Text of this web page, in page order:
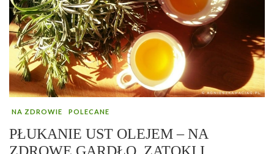
NA ZDROWIE POLECANE
PŁUKANIE UST OLEJEM – NA
ZDROWE GARDŁO, ZATOKI I